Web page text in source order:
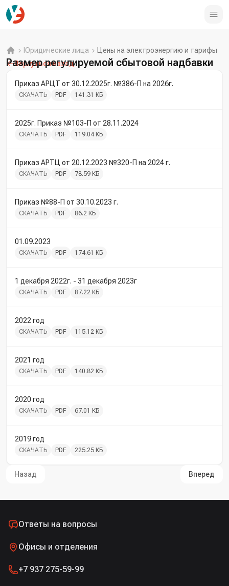
Юридические лица
Цены на электроэнергию и тарифы
Вернуться назад
Размер регулируемой сбытовой надбавки
Приказ АРЦТ от 30.12.2025г. №386-П на 2026г.
СКАЧАТЬ PDF 141.31 КБ
2025г. Приказ №103-П от 28.11.2024
СКАЧАТЬ PDF 119.04 КБ
Приказ АРТЦ от 20.12.2023 №320-П на 2024 г.
СКАЧАТЬ PDF 78.59 КБ
Приказ №88-П от 30.10.2023 г.
СКАЧАТЬ PDF 86.2 КБ
01.09.2023
СКАЧАТЬ PDF 174.61 КБ
1 декабря 2022г. - 31 декабря 2023г
СКАЧАТЬ PDF 87.22 КБ
2022 год
СКАЧАТЬ PDF 115.12 КБ
2021 год
СКАЧАТЬ PDF 140.82 КБ
2020 год
СКАЧАТЬ PDF 67.01 КБ
2019 год
СКАЧАТЬ PDF 225.25 КБ
Назад Вперед
Ответы на вопросы
Офисы и отделения
+7 937 275-59-99